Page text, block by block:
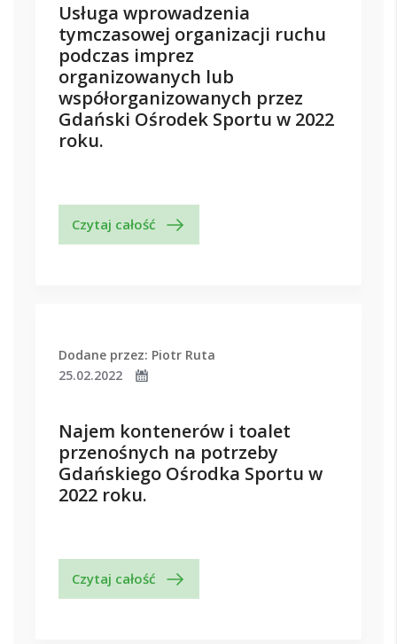
Usługa wprowadzenia
tymczasowej organizacji ruchu
podczas imprez
organizowanych lub
współorganizowanych przez
Gdański Ośrodek Sportu w 2022
roku.
Czytaj całość
Dodane przez: Piotr Ruta
25.02.2022
Najem kontenerów i toalet
przenośnych na potrzeby
Gdańskiego Ośrodka Sportu w
2022 roku.
Czytaj całość